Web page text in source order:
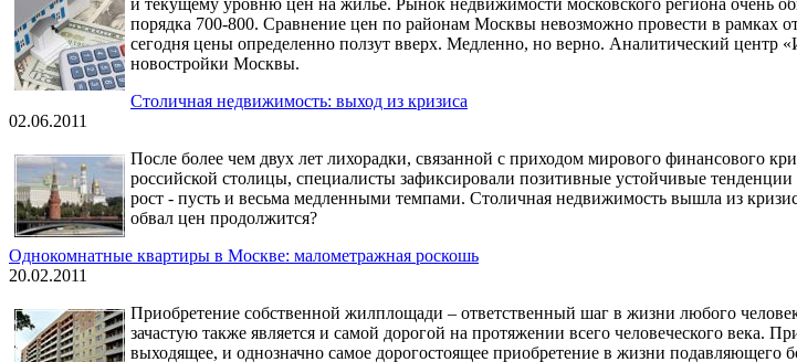
порядка 700-800. Сравнение цен по районам Москвы невозможно провести в рамках
сегодня цены определенно ползут вверх. Медленно, но верно. Аналитический
новостройки Москвы.
Столичная недвижимость: выход из кризиса
02.06.2011
После более чем двух лет лихорадки, связанной с приходом мирового финансового
российской столицы, специалисты зафиксировали позитивные устойчивые
рост - пусть и весьма медленными темпами. Столичная недвижимость вышла из
обвал цен продолжится?
Однокомнатные квартиры в Москве: малометражная роскошь
20.02.2011
Приобретение собственной жилплощади – ответственный шаг в жизни любого
зачастую также является и самой дорогой на протяжении всего человеческого века.
выходящее, и однозначно самое дорогостоящее приобретение в жизни